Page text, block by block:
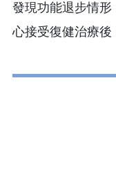
發現功能退步情形
心接受復健治療後